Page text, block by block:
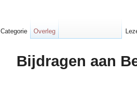
Bijdragen aan
Categorie Overleg